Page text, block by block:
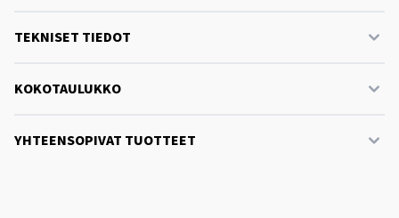
TEKNISET TIEDOT
KOKOTAULUKKO
YHTEENSOPIVAT TUOTTEET